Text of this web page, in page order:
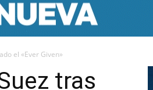
el «Ever Given»
tras